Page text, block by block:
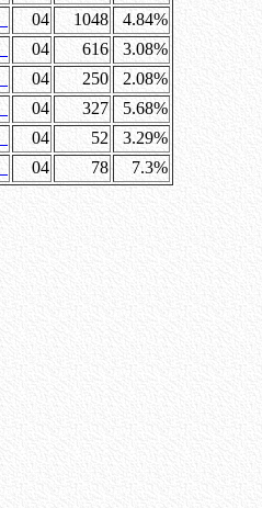
04 1048
4.84%
04 616
3.08%
04 250
2.08%
04 327
5.68%
04 52
3.29%
04 78 7.3%